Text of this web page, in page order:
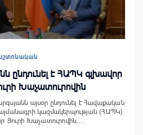
ընդունել է ՀԱՊԿ գլխավոր
Խաչատուրովին
այսօր ընդունել է Հավաքական
կազմակերպության (ՀԱՊԿ)
Յուրի Խաչատուրովին,…